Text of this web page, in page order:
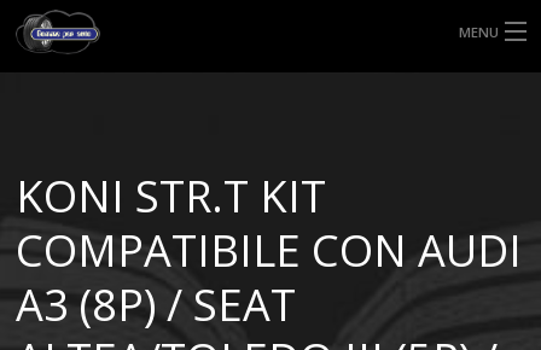
MENU
MISURE GOMME
BLOG
SHOP
KONI STR.T KIT
COMPATIBILE CON AUDI
A3 (8P) / SEAT